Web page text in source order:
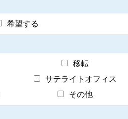
希望する
移転
サテライトオフィス
その他